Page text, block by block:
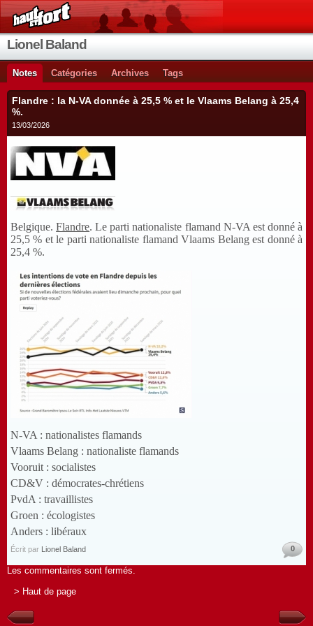
Lionel Baland
Notes Catégories Archives Tags
Flandre : la N-VA donnée à 25,5 % et le Vlaams Belang à 25,4
%.
13/03/2026
Belgique.Flandre. Le parti nationaliste flamand N-VA est donné à
25,5 % et le parti nationaliste flamand Vlaams Belang est donné à
25,4 %.
N-VA : nationalistes flamands
Vlaams Belang : nationaliste flamands
Vooruit : socialistes
CD&V : démocrates-chrétiens
PvdA : travaillistes
Groen : écologistes
Anders : libéraux
Écrit par Lionel Baland 0
Les commentaires sont fermés.
> Haut de page